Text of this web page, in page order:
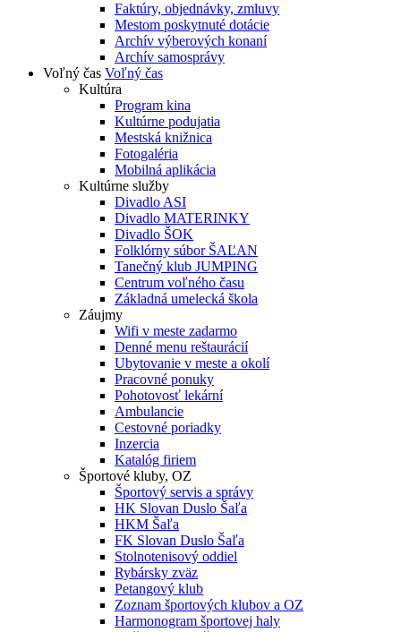
Faktúry, objednávky, zmluvy
Mestom poskytnuté dotácie
Archív výberových konaní
Archív samosprávy
Voľný čas Voľný čas
Kultúra
Program kina
Kultúrne podujatia
Mestská knižnica
Fotogaléria
Mobilná aplikácia
Kultúrne služby
Divadlo ASI
Divadlo MATERINKY
Divadlo ŠOK
Folklórny súbor ŠAĽAN
Tanečný klub JUMPING
Centrum voľného času
Základná umelecká škola
Záujmy
Wifi v meste zadarmo
Denné menu reštaurácií
Ubytovanie v meste a okolí
Pracovné ponuky
Pohotovosť lekární
Ambulancie
Cestovné poriadky
Inzercia
Katalóg firiem
Športové kluby, OZ
Športový servis a správy
HK Slovan Duslo Šaľa
HKM Šaľa
FK Slovan Duslo Šaľa
Stolnotenisový oddiel
Rybársky zväz
Petangový klub
Zoznam športových klubov a OZ
Harmonogram športovej haly